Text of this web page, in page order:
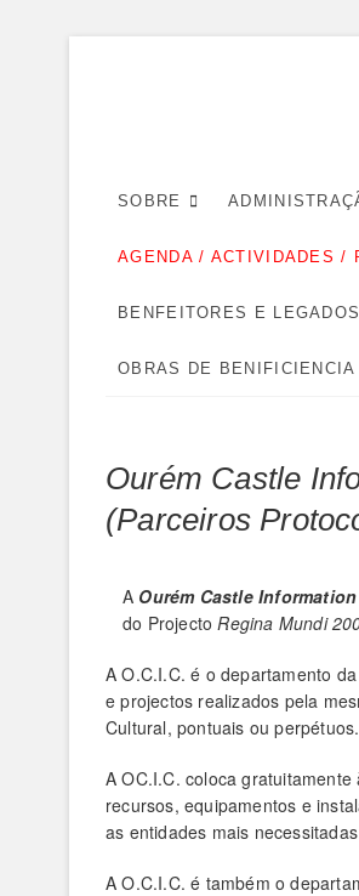
SOBRE
AGENDA / ACTIVIDADES /
BENFEITORES E
OBRAS DE
Ourém Castle
(Parceiros
A Ourém Castle
do ProjectoRegina Mundi
A O.C.I.C. é o departamento
e projectos realizados pela
Cultural, pontuais ou perpétuos.
A OC.I.C. coloca
recursos, equipamentos e
as entidades mais
A O.C.I.C. é também o